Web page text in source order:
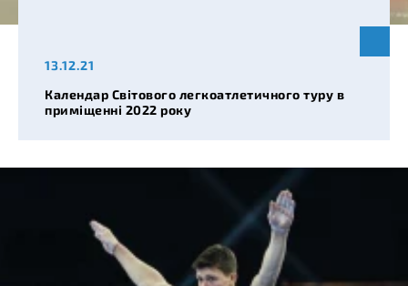
13.12.21
Календар Світового легкоатлетичного туру в
приміщенні 2022 року